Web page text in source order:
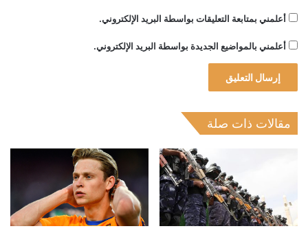
أعلمني بمتابعة التعليقات بواسطة البريد الإلكتروني.
أعلمني بالمواضيع الجديدة بواسطة البريد الإلكتروني.
مقالات ذات صلة